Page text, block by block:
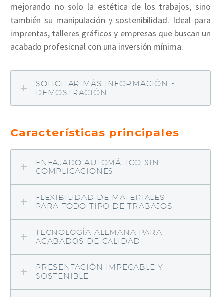
mejorando no solo la estética de los trabajos, sino
también su manipulación y sostenibilidad. Ideal para
imprentas, talleres gráficos y empresas que buscan un
acabado profesional con una inversión mínima.
SOLICITAR MÁS INFORMACIÓN -
DEMOSTRACIÓN
Características principales
ENFAJADO AUTOMÁTICO SIN
COMPLICACIONES
FLEXIBILIDAD DE MATERIALES
PARA TODO TIPO DE TRABAJOS
TECNOLOGÍA ALEMANA PARA
ACABADOS DE CALIDAD
PRESENTACIÓN IMPECABLE Y
SOSTENIBLE